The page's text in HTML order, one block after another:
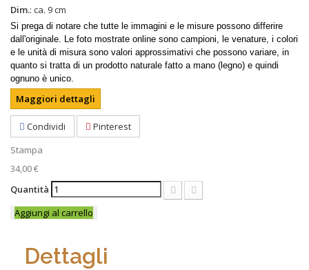
Dim.: ca. 9 cm
Si prega di notare che tutte le immagini e le misure possono differire
dall'originale. Le foto mostrate online sono campioni, le venature, i colori
e le unità di misura sono valori approssimativi che possono variare, in
quanto si tratta di un prodotto naturale fatto a mano (legno) e quindi
ognuno è unico.
Maggiori dettagli
Condividi
Pinterest
Stampa
34,00 €
Quantità
Aggiungi al carrello
Dettagli